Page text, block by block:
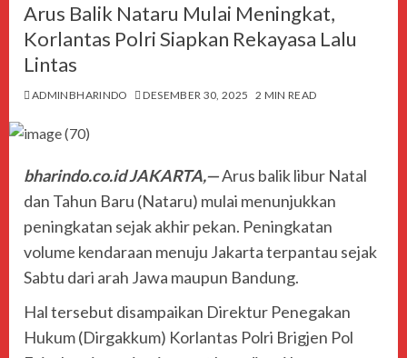
Arus Balik Nataru Mulai Meningkat,
Korlantas Polri Siapkan Rekayasa Lalu
Lintas
ADMINBHARINDO DESEMBER 30, 2025 2 MIN READ
bharindo.co.id JAKARTA,—Arus balik libur Natal
dan Tahun Baru (Nataru) mulai menunjukkan
peningkatan sejak akhir pekan. Peningkatan
volume kendaraan menuju Jakarta terpantau sejak
Sabtu dari arah Jawa maupun Bandung.
Hal tersebut disampaikan Direktur Penegakan
Hukum (Dirgakkum) Korlantas Polri Brigjen Pol